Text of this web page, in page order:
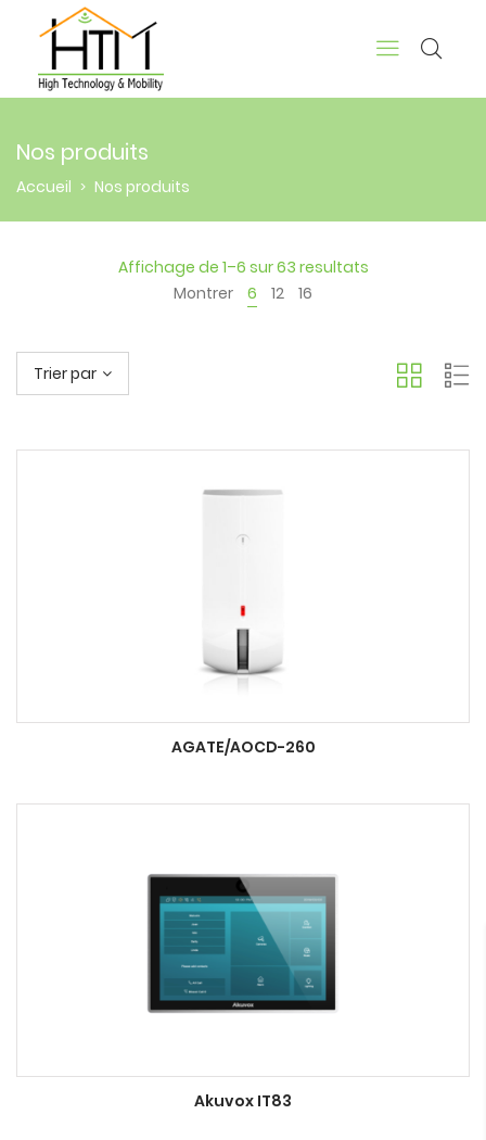
Nos produits
Accueil > Nos produits
Affichage de 1–6 sur 63 resultats
Montrer
6 12 16
Trier par
AGATE/AOCD-260
Akuvox IT83